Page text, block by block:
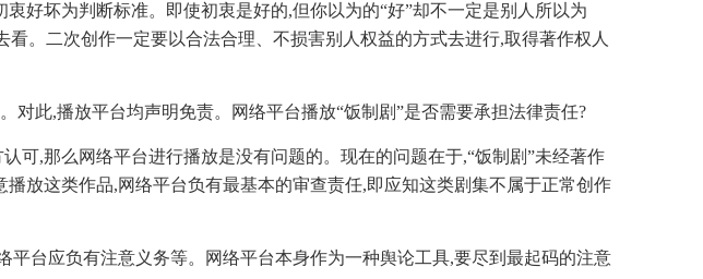
好坏为判断标准。即使初衷是好的,但你以为的“好”却不一定是别人所以为
。二次创作一定要以合法合理、不损害别人权益的方式去进行,取得著作权人
此,播放平台均声明免责。网络平台播放“饭制剧”是否需要承担法律责任?
可,那么网络平台进行播放是没有问题的。现在的问题在于,“饭制剧”未经著作
放这类作品,网络平台负有最基本的审查责任,即应知这类剧集不属于正常创作
台应负有注意义务等。网络平台本身作为一种舆论工具,要尽到最起码的注意